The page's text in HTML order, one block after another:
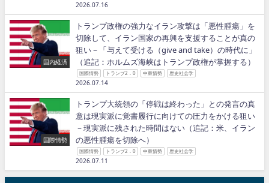
2026.07.16
国内経済
トランプ政権の強力なイラン攻撃は「悪性腫瘍」を
切除して、イラン国家の再興を支援することが真の
狙い－「与えて受ける（give and take）の時代に」
（追記：ホルムズ海峡はトランプ政権が掌握する）
国際情勢 トランプ2．0 中東情勢 歴史社会学
2026.07.14
国際情勢
トランプ大統領の「停戦は終わった」との発言の真
意は現実派に覚書履行に向けての圧力をかける狙い
－現実派に残された時間はない（追記：米、イラン
の悪性腫瘍を切除へ）
国際情勢 トランプ2．0 中東情勢 歴史社会学
2026.07.11